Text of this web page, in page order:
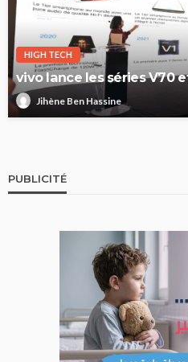
HIGH TECH
vivo lance les séries V70
Jihène Ben Hassine
PUBLICITÉ